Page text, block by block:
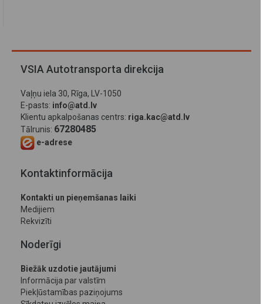
VSIA Autotransporta direkcija
Vaļņu iela 30, Rīga, LV-1050
E-pasts: info@atd.lv
Klientu apkalpošanas centrs: riga.kac@atd.lv
Tālrunis: 67280485
e-adrese
Kontaktinformācija
Kontakti un pieņemšanas laiki
Medijiem
Rekvizīti
Noderīgi
Biežāk uzdotie jautājumi
Informācija par valstīm
Piekļūstamības paziņojums